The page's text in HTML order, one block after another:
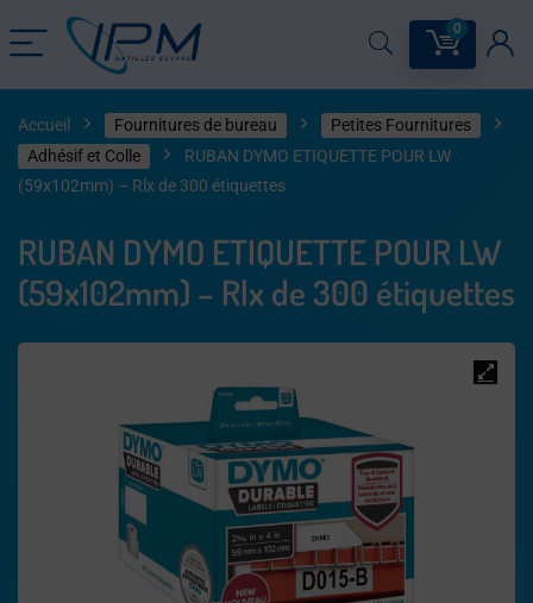
0
Accueil Fournitures de bureau
Petites Fournitures
Adhésif et Colle
RUBAN DYMO ETIQUETTE POUR LW
(59x102mm) – Rlx de 300 étiquettes
RUBAN DYMO ETIQUETTE POUR LW
(59x102mm) – Rlx de 300 étiquettes